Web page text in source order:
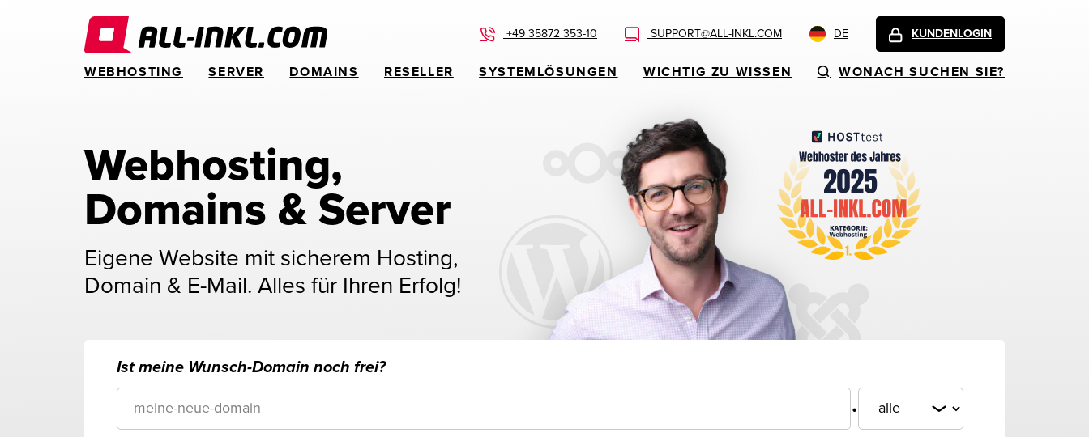
+49 35872 353-10 SUPPORT@ALL-INKL.COM DE KUNDENLOGIN
WEBHOSTING SERVER DOMAINS RESELLER SYSTEMLÖSUNGEN WICHTIG ZU WISSEN WONACH SUCHEN SIE?
Webhosting,
Domains & Server
Eigene Website mit sicherem Hosting,
Domain & E-Mail. Alles für Ihren Erfolg!
Ist meine Wunsch-Domain noch frei?
.